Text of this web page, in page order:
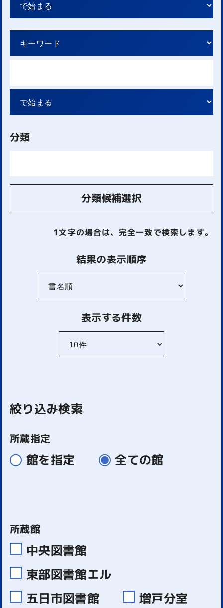
分類
分類候補選択
1文字の場合は、完全一致で検索します。
結果の表示順序
表示する件数
絞り込み検索
所蔵指定
館を指定 全ての館
所蔵館
中央図書館
東部図書館エル
五日市図書館
増戸分室